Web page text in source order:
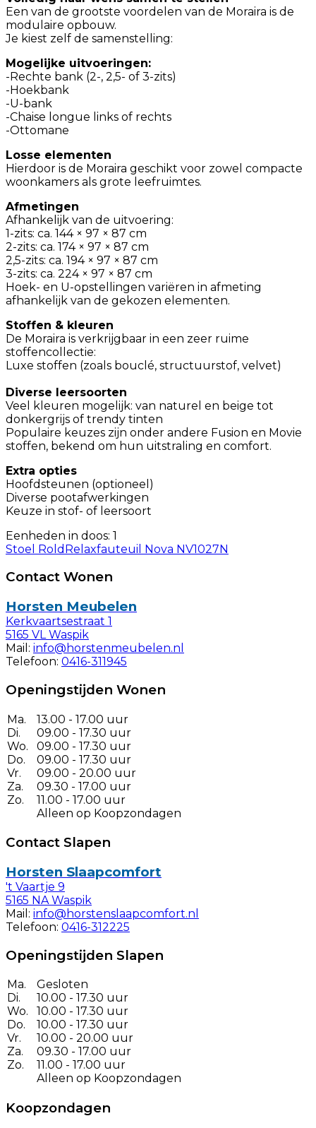
Een van de grootste voordelen van de Moraira is de
modulaire opbouw.
Je kiest zelf de samenstelling:
Mogelijke uitvoeringen:
-Rechte bank (2-, 2,5- of 3-zits)
-Hoekbank
-U-bank
-Chaise longue links of rechts
-Ottomane
Losse elementen
Hierdoor is de Moraira geschikt voor zowel compacte
woonkamers als grote leefruimtes.
Afmetingen
Afhankelijk van de uitvoering:
1-zits: ca. 144 × 97 × 87 cm
2-zits: ca. 174 × 97 × 87 cm
2,5-zits: ca. 194 × 97 × 87 cm
3-zits: ca. 224 × 97 × 87 cm
Hoek- en U-opstellingen variëren in afmeting
afhankelijk van de gekozen elementen.
Stoffen & kleuren
De Moraira is verkrijgbaar in een zeer ruime
stoffencollectie:
Luxe stoffen (zoals bouclé, structuurstof, velvet)
Diverse leersoorten
Veel kleuren mogelijk: van naturel en beige tot
donkergrijs of trendy tinten
Populaire keuzes zijn onder andere Fusion en Movie
stoffen, bekend om hun uitstraling en comfort.
Extra opties
Hoofdsteunen (optioneel)
Diverse pootafwerkingen
Keuze in stof- of leersoort
Eenheden in doos: 1
Stoel Rold Relaxfauteuil Nova NV1027N
Contact Wonen
Horsten Meubelen
Kerkvaartsestraat 1
5165 VL Waspik
Mail: info@horstenmeubelen.nl
Telefoon: 0416-311945
Openingstijden Wonen
Ma.
Di.
Wo.
Do.
Vr.
Za.
Zo.
13.00 - 17.00 uur
09.00 - 17.30 uur
09.00 - 17.30 uur
09.00 - 17.30 uur
09.00 - 20.00 uur
09.30 - 17.00 uur
11.00 - 17.00 uur
Alleen op Koopzondagen
Contact Slapen
Horsten Slaapcomfort
't Vaartje 9
5165 NA Waspik
Mail: info@horstenslaapcomfort.nl
Telefoon: 0416-312225
Openingstijden Slapen
Ma.
Di.
Wo.
Do.
Vr.
Za.
Zo.
Gesloten
10.00 - 17.30 uur
10.00 - 17.30 uur
10.00 - 17.30 uur
10.00 - 20.00 uur
09.30 - 17.00 uur
11.00 - 17.00 uur
Alleen op Koopzondagen
Koopzondagen